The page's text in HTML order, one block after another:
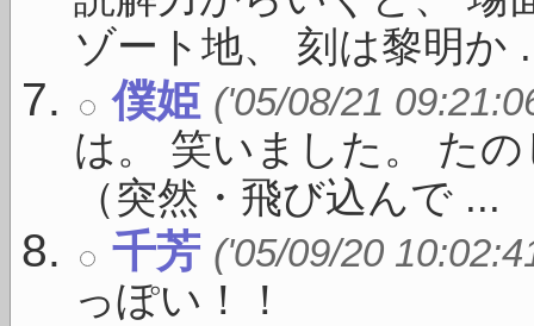
ゾート地、 刻は黎明か
僕姫 ('05/08/21
は。 笑いました。 た
（突然・飛び込んで ...
千芳 ('05/09/20
っぽい！！